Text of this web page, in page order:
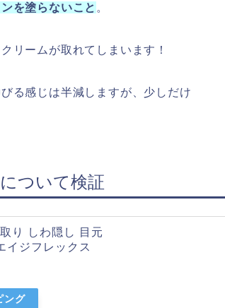
を塗らないこと 。
リームが取れてしまいます！
る感じは半減しますが、少しだけ
ついて検証
り しわ隠し 目元
イジフレックス
ング